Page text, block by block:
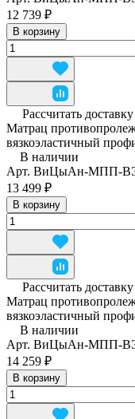
12 739 ₽
В корзину
Рассчитать доставку
Матрац
вязкоэластичный
В наличии
Арт. ВиЦыАн-МПП-
13 499 ₽
В корзину
Рассчитать доставку
Матрац
вязкоэластичный
В наличии
Арт. ВиЦыАн-МПП-
14 259 ₽
В корзину